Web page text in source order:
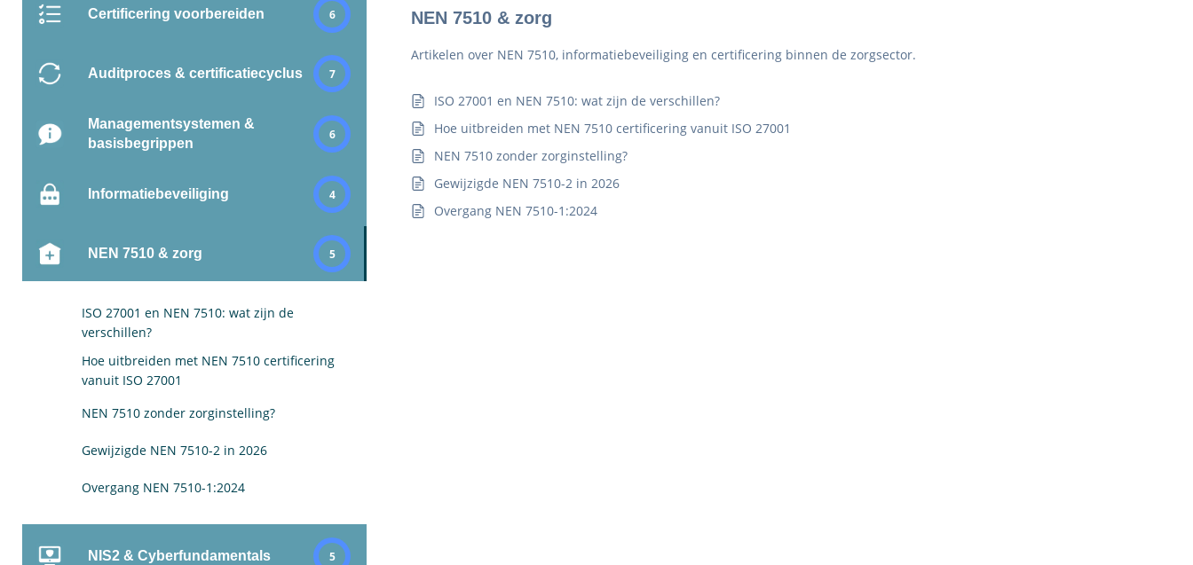
Certificering voorbereiden 6
Auditproces & certificatiecyclus 7
Managementsystemen &
basisbegrippen
6
Informatiebeveiliging 4
NEN 7510 & zorg 5
ISO 27001 en NEN 7510: wat zijn de
verschillen?
Hoe uitbreiden met NEN 7510 certificering
vanuit ISO 27001
NEN 7510 zonder zorginstelling?
Gewijzigde NEN 7510-2 in 2026
Overgang NEN 7510-1:2024
NIS2 & Cyberfundamentals 5
NEN 7510 & zorg
Artikelen over NEN 7510, informatiebeveiliging en certificering binnen de zorgsector.
ISO 27001 en NEN 7510: wat zijn de verschillen?
Hoe uitbreiden met NEN 7510 certificering vanuit ISO 27001
NEN 7510 zonder zorginstelling?
Gewijzigde NEN 7510-2 in 2026
Overgang NEN 7510-1:2024